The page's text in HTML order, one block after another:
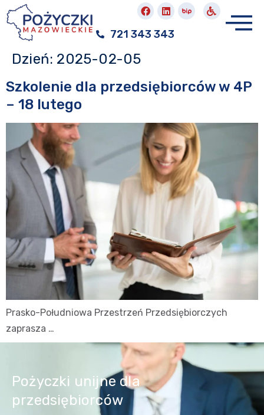
721 343 343
Dzień: 2025-02-05
Szkolenie dla przedsiębiorców w 4P
– 18 lutego
Prasko-Południowa Przestrzeń Przedsiębiorczych
zaprasza …
Pożyczki unijne dla
przedsiębiorców